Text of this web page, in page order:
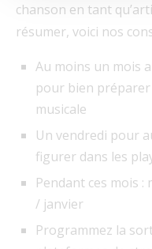
chanson en tant
résumer, voici nos
Au moins un mois
pour bien
musicale
Un vendredi pour
figurer dans les
Pendant ces mois
/ janvier
Programmez la